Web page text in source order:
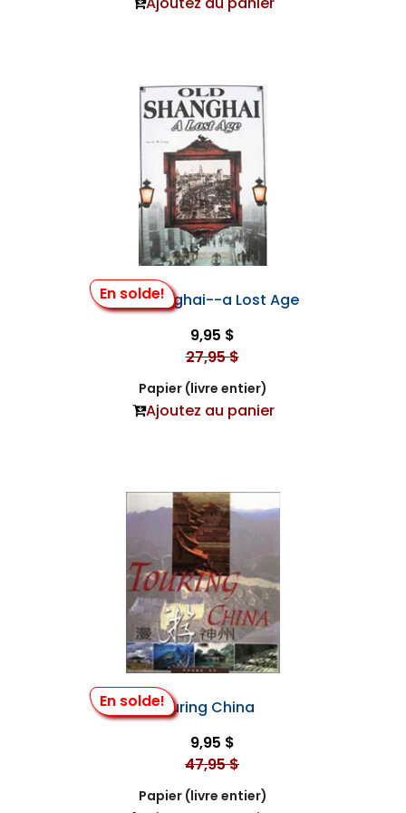
En solde!
Old Shanghai--a Lost Age
9,95 $
27,95 $
Papier (livre entier)
Ajoutez au panier
En solde!Touring China
9,95 $
47,95 $
Papier (livre entier)